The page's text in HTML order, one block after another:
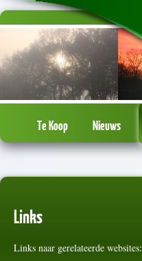
Te Koop Nieuws
Links
Links naar gerelateerde websites: